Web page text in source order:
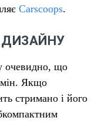
Carscoops.
очевидно, що
Якщо
стримано і його